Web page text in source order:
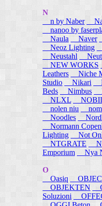
N
n by Naber
nanoo by
Naula
Naver
Neoz Lighting
Neustahl
NEW WORKS
Leathers
Niche
Studio
Nikari
Beds
Nimbus
NLXL
nolen niu
Noodles
Normann
Lighting
Not
NTGRATE
Emporium
Nya
O
Oasiq
OBJEKTEN
Soluzioni